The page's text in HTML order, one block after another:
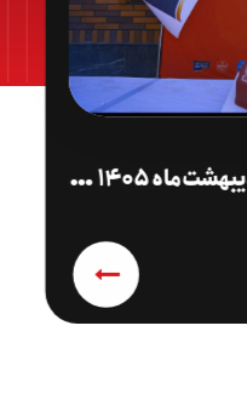
ر
کورد فروش گوشتیران در اردیبهشت‌ماه ۱۴۰۵ شکسته شد